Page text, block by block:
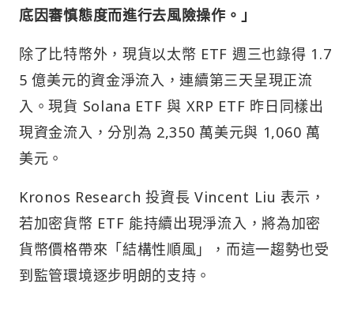
底因審慎態度而進行去風險操作。」
除了比特幣外，現貨以太幣 ETF 週三也錄得 1.7
5 億美元的資金淨流入，連續第三天呈現正流
入。現貨 Solana ETF 與 XRP ETF 昨日同樣出
現資金流入，分別為 2,350 萬美元與 1,060 萬
美元。
Kronos Research 投資長 Vincent Liu 表示，
若加密貨幣 ETF 能持續出現淨流入，將為加密
貨幣價格帶來「結構性順風」，而這一趨勢也受
到監管環境逐步明朗的支持。